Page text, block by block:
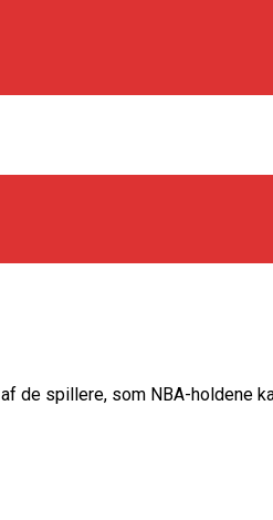
de spillere, som NBA-